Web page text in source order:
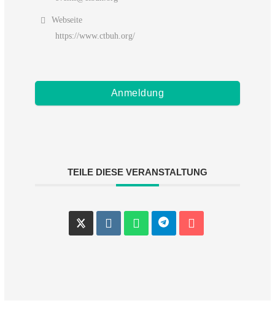
Webseite
https://www.ctbuh.org/
Anmeldung
TEILE DIESE VERANSTALTUNG